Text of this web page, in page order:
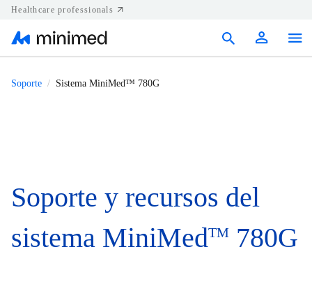
Healthcare professionals
United States
Soporte Sistema MiniMed™ 780G
Soporte y recursos del
sistema MiniMedTM 780G